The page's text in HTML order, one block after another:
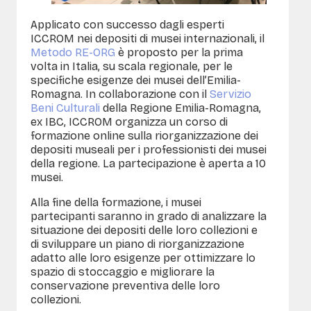
Applicato con successo dagli esperti
ICCROM nei depositi di musei internazionali, il
Metodo RE-ORG è proposto per la prima
volta in Italia, su scala regionale, per le
specifiche esigenze dei musei dell’Emilia-
Romagna. In collaborazione con il Servizio
Beni Culturali della Regione Emilia-Romagna,
ex IBC, ICCROM organizza un corso di
formazione online sulla riorganizzazione dei
depositi museali per i professionisti dei musei
della regione. La partecipazione è aperta a 10
musei.
Alla fine della formazione, i musei
partecipanti saranno in grado di analizzare la
situazione dei depositi delle loro collezioni e
di sviluppare un piano di riorganizzazione
adatto alle loro esigenze per ottimizzare lo
spazio di stoccaggio e migliorare la
conservazione preventiva delle loro
collezioni.